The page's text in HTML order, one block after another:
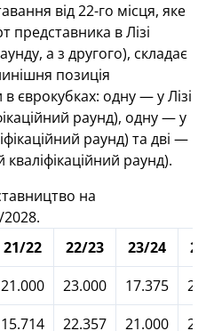
від 22-го місця, яке
представника в Лізі
а з другого), складає
позиція
єврокубках: одну — у Лізі
раунд), одну — у
раунд) та дві —
кваліфікаційний раунд).
на
21/22
22/23 23/24
21.000 23.000 17.375
15.714 22.357 21.000